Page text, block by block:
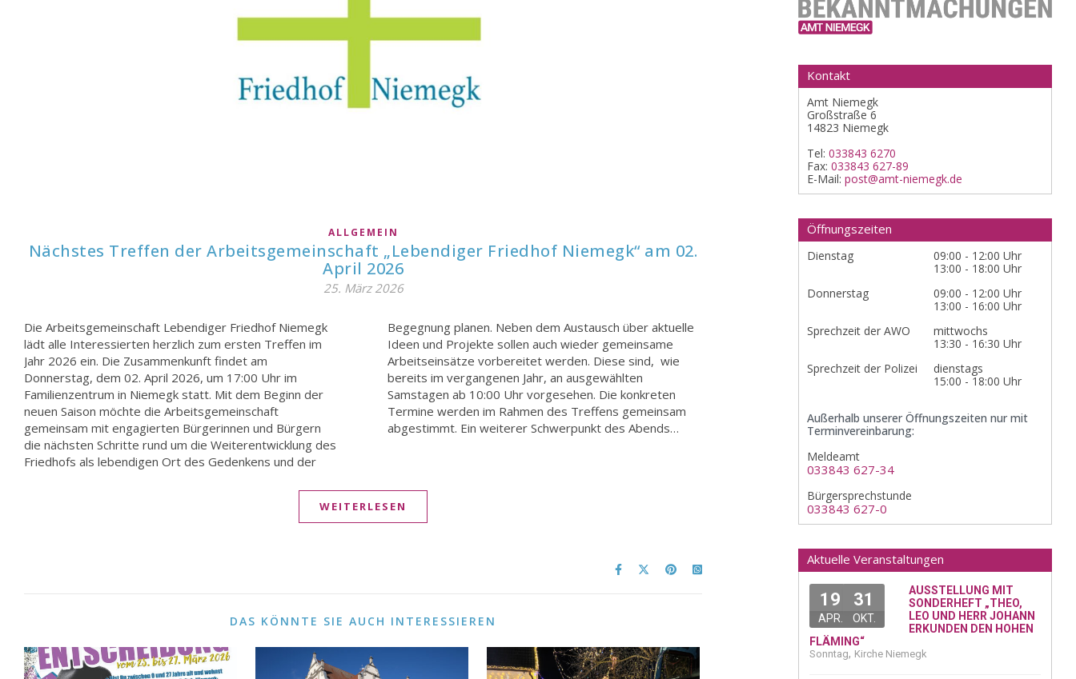
ALLGEMEIN
Nächstes Treffen der Arbeitsgemeinschaft „Lebendiger Friedhof Niemegk“ am 02.
April 2026
25. März 2026
Die Arbeitsgemeinschaft Lebendiger Friedhof Niemegk
lädt alle Interessierten herzlich zum ersten Treffen im
Jahr 2026 ein. Die Zusammenkunft findet am
Donnerstag, dem 02. April 2026, um 17:00 Uhr im
Familienzentrum in Niemegk statt. Mit dem Beginn der
neuen Saison möchte die Arbeitsgemeinschaft
gemeinsam mit engagierten Bürgerinnen und Bürgern
die nächsten Schritte rund um die Weiterentwicklung des
Friedhofs als lebendigen Ort des Gedenkens und der
Begegnung planen. Neben dem Austausch über aktuelle
Ideen und Projekte sollen auch wieder gemeinsame
Arbeitseinsätze vorbereitet werden. Diese sind, wie
bereits im vergangenen Jahr, an ausgewählten
Samstagen ab 10:00 Uhr vorgesehen. Die konkreten
Termine werden im Rahmen des Treffens gemeinsam
abgestimmt. Ein weiterer Schwerpunkt des Abends…
WEITERLESEN
DAS KÖNNTE SIE AUCH INTERESSIEREN
Kontakt
Amt Niemegk
Großstraße 6
14823 Niemegk
Tel: 033843 6270
Fax: 033843 627-89
E-Mail: post@amt-niemegk.de
Öffnungszeiten
Dienstag
09:00 - 12:00 Uhr
13:00 - 18:00 Uhr
Donnerstag
09:00 - 12:00 Uhr
13:00 - 16:00 Uhr
Sprechzeit der AWO
mittwochs
13:30 - 16:30 Uhr
Sprechzeit der Polizei
dienstags
15:00 - 18:00 Uhr
Außerhalb unserer Öffnungszeiten nur mit
Terminvereinbarung:
Meldeamt
033843 627-34
Bürgersprechstunde
033843 627-0
Aktuelle Veranstaltungen
19
APR.
31
OKT.
AUSSTELLUNG MIT
SONDERHEFT „THEO,
LEO UND HERR JOHANN
ERKUNDEN DEN HOHEN
FLÄMING“
Sonntag, Kirche Niemegk